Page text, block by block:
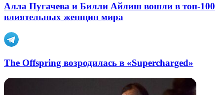
Алла Пугачева и Билли Айлиш вошли в топ-100
влиятельных женщин мира
The Offspring возродилась в «Supercharged»